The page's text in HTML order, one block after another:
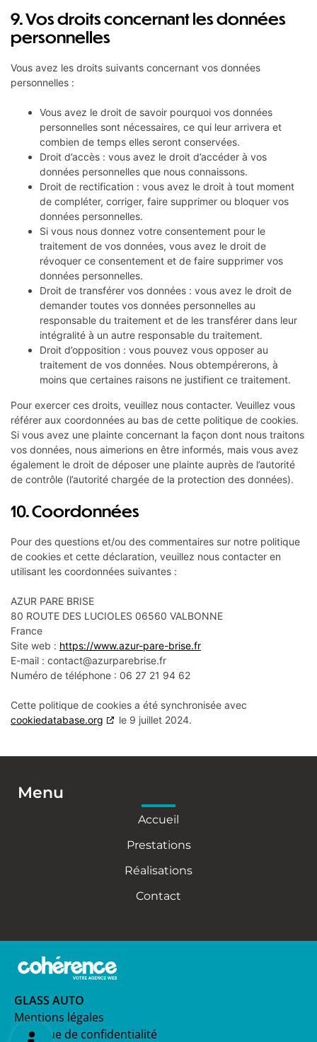
9. Vos droits concernant les données
personnelles
Vous avez les droits suivants concernant vos données
personnelles :
Vous avez le droit de savoir pourquoi vos données
personnelles sont nécessaires, ce qui leur arrivera et
combien de temps elles seront conservées.
Droit d’accès : vous avez le droit d’accéder à vos
données personnelles que nous connaissons.
Droit de rectification : vous avez le droit à tout moment
de compléter, corriger, faire supprimer ou bloquer vos
données personnelles.
Si vous nous donnez votre consentement pour le
traitement de vos données, vous avez le droit de
révoquer ce consentement et de faire supprimer vos
données personnelles.
Droit de transférer vos données : vous avez le droit de
demander toutes vos données personnelles au
responsable du traitement et de les transférer dans leur
intégralité à un autre responsable du traitement.
Droit d’opposition : vous pouvez vous opposer au
traitement de vos données. Nous obtempérerons, à
moins que certaines raisons ne justifient ce traitement.
Pour exercer ces droits, veuillez nous contacter. Veuillez vous
référer aux coordonnées au bas de cette politique de cookies.
Si vous avez une plainte concernant la façon dont nous traitons
vos données, nous aimerions en être informés, mais vous avez
également le droit de déposer une plainte auprès de l’autorité
de contrôle (l’autorité chargée de la protection des données).
10. Coordonnées
Pour des questions et/ou des commentaires sur notre politique
de cookies et cette déclaration, veuillez nous contacter en
utilisant les coordonnées suivantes :
AZUR PARE BRISE
80 ROUTE DES LUCIOLES 06560 VALBONNE
France
Site web : https://www.azur-pare-brise.fr
E-mail : contact@azurparebrise.fr
Numéro de téléphone : 06 27 21 94 62
Cette politique de cookies a été synchronisée avec
cookiedatabase.org
le 9 juillet 2024.
Menu
Accueil
Prestations
Réalisations
Contact
GLASS AUTO
Mentions légales
Politique de confidentialité